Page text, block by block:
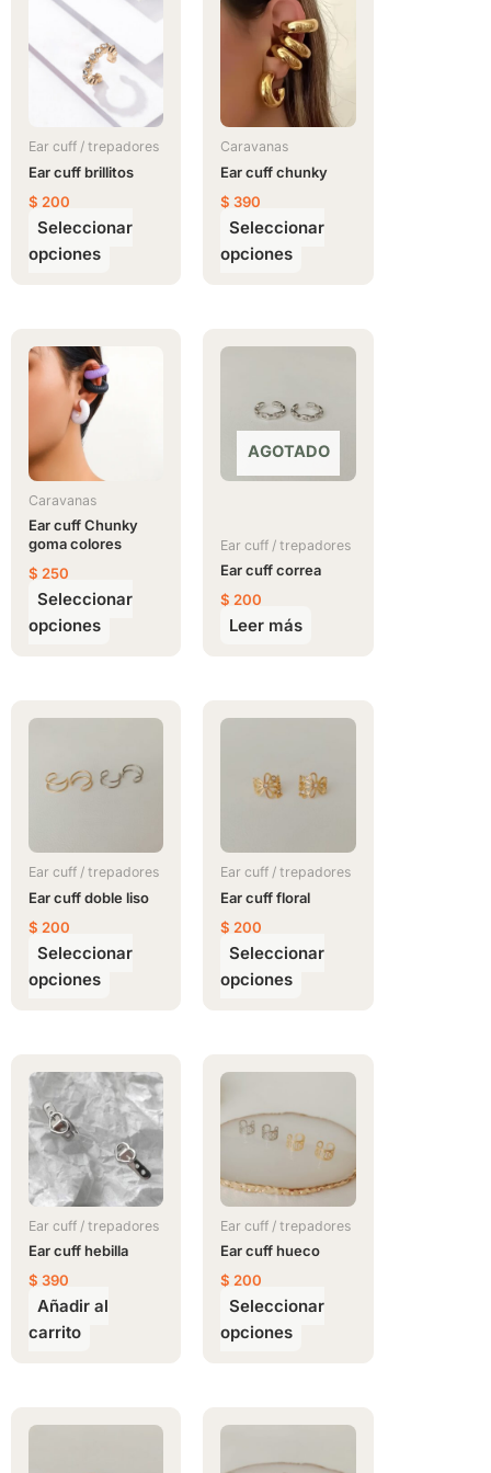
Ear cuff / trepadores
Ear cuff brillitos
$ 200
Seleccionar
opciones
producto
tiene
múltiples
variantes.
opciones
se
pueden
elegir
en
producto
Caravanas
Ear cuff chunky
$ 390
Seleccionar
opciones
producto
tiene
múltiples
variantes.
Las
opciones
se
pueden
elegir
en
producto
Caravanas
Ear cuff Chunky
goma colores
$ 250
Seleccionar
opciones
producto
tiene
múltiples
variantes.
Las
opciones
se
pueden
elegir
en
la
AGOTADO
Ear cuff / trepadores
Ear cuff correa
$ 200
Leer más
Ear cuff / trepadores
Ear cuff doble liso
$ 200
Seleccionar
opciones
Este
múltiples
Las
opciones
se
pueden
elegir
en
producto
Ear cuff / trepadores
Ear cuff floral
$ 200
Seleccionar
opciones
Este
múltiples
Las
opciones
se
pueden
elegir
en
producto
Ear cuff / trepadores
Ear cuff hebilla
$ 390
Añadir al
carrito
Ear cuff / trepadores
Ear cuff hueco
$ 200
Seleccionar
opciones
Este
tiene
múltiples
variantes.
Las
opciones
se
pueden
elegir
en
producto
Este
Este